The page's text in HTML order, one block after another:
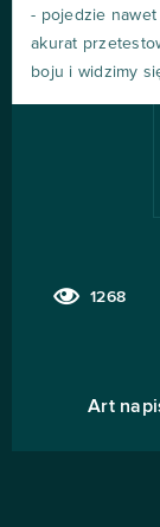
- pojedzie
akurat
boju i widzimy
1268
Art